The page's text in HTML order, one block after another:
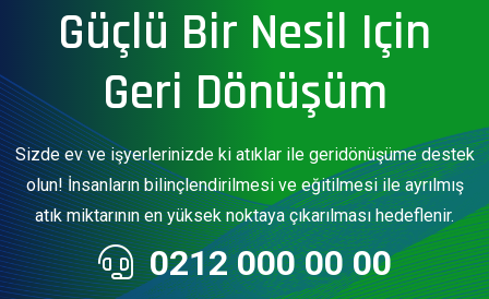
Güçlü Bir Nesil Için
Geri Dönüşüm
Sizde ev ve işyerlerinizde ki atıklar ile geridönüşüme destek
olun! İnsanların bilinçlendirilmesi ve eğitilmesi ile ayrılmış
atık miktarının en yüksek noktaya çıkarılması hedeflenir.
0212 000 00 00